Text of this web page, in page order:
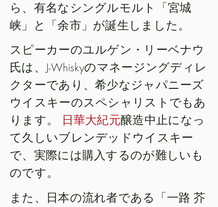
ら、有名なシングルモルト「宮城
峡」と「余市」が誕生しました。
スピーカーのユルゲン・リーベナウ
氏は、J-Whiskyのマネージングディレ
クターであり、希少なジャパニーズ
ウイスキーのスペシャリストでもあ
ります。
日華大紀元醸造中止になっ
て久しいブレンデッドウイスキー
で、実際には購入するのが難しいも
のです。
また、日本の流れ者である「一路 芥